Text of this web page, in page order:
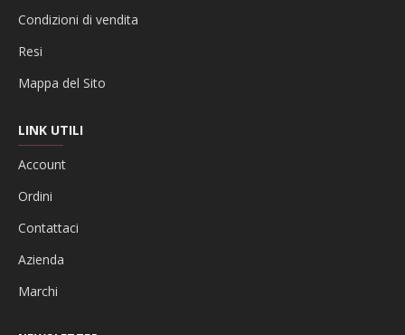
Condizioni di vendita
Resi
Mappa del Sito
LINK UTILI
Account
Ordini
Contattaci
Azienda
Marchi